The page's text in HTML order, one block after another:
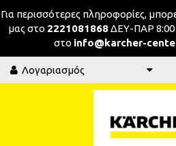
Για περισσότερες πληροφορίες,
μας στο 2221081868ΔΕΥ-ΠΑΡ 8:00
στο info@karcher-
Λογαριασμός